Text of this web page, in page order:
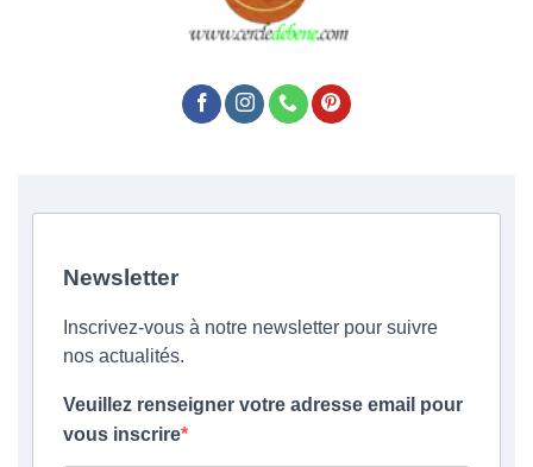
Newsletter
Inscrivez-vous à notre newsletter pour suivre
nos actualités.
Veuillez renseigner votre adresse email pour
vous inscrire